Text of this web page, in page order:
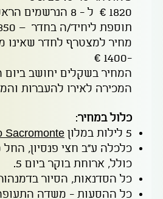
1820 € ל - 8 הנרשמים הראשונים
תוספת ליחיד/ה בחדר – 350 €
מחיר למצטרף לחדר
-1400 €
המחיר בשקלים יחושב
המכירה לאירו להעברות
כלול במחיר:
5 לילות במלון
Sacromonte
כולל, ארוחת בוקר ביום 5.
כל הסדנאות, הסיור
כל ההסעות - משדה התעופה